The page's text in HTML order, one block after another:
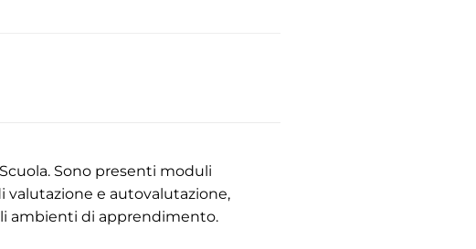
Sono presenti moduli
e autovalutazione,
ambienti di apprendimento.